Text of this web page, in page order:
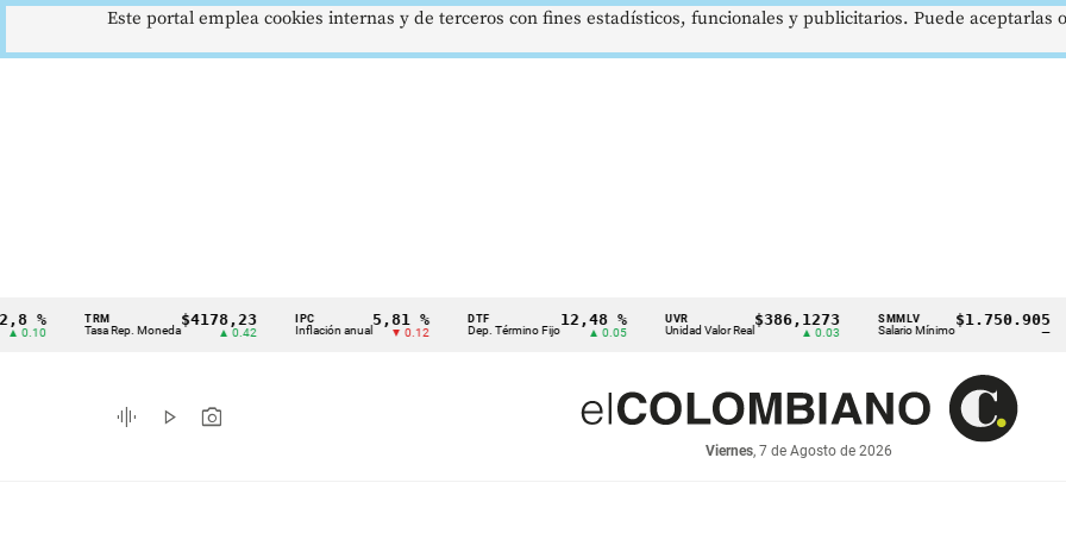
Cintillo
indicadores
económicos
TRM
Tasa Rep. Moneda
$4178,23
▲ 0.42
IPC
Inflación anual
5,81 %
▼ 0.12
DTF
Dep. Término Fijo
12,48 %
▲ 0.05
UVR
Unidad Valor Real
$386,1273
▲ 0.03
SMMLV
Salario Mínimo
$1.750.905
graphic_eq play_arrow photo_camera
Viernes, 7 de Agosto de 2026
Este portal emplea cookies internas y de terceros con fines estadísticos, funcionales y publicitarios. Puede aceptarlas